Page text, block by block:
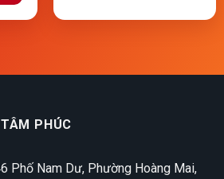
PHÚC
Phố Nam Dư, Phường Hoàng Mai,